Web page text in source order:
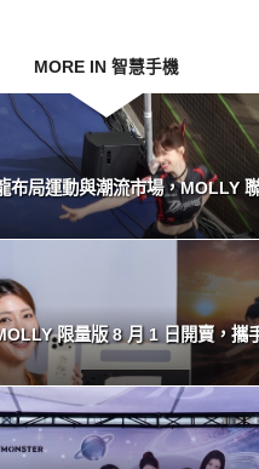
MORE IN 智慧手機
布局運動與潮流市場，MOLLY
限量版 8 月 1 日開賣，攜